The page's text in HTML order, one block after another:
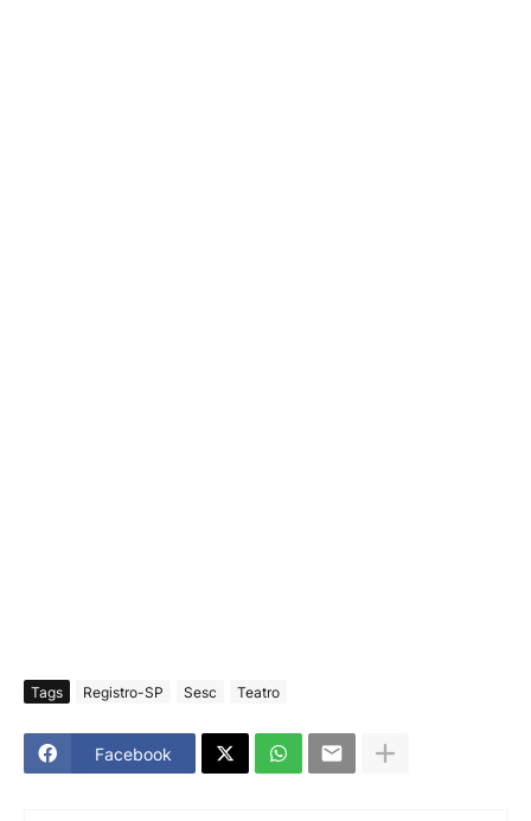
Tags Registro-SP Sesc Teatro
Facebook